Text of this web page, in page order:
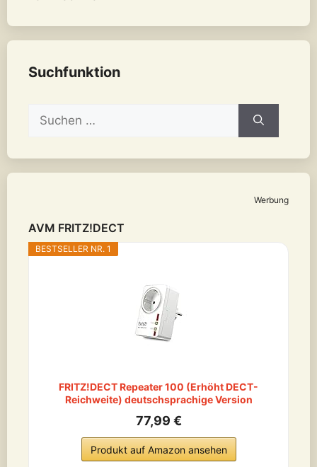
Suchfunktion
nach:
Werbung
AVM FRITZ!DECT
BESTSELLER NR. 1
FRITZ!DECT Repeater 100 (Erhöht DECT-
Reichweite) deutschsprachige Version
77,99 €
Produkt auf Amazon ansehen